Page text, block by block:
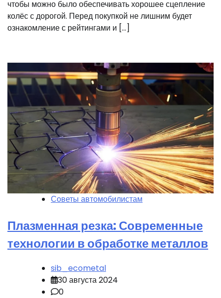
чтобы можно было обеспечивать хорошее сцепление
колёс с дорогой. Перед покупкой не лишним будет
ознакомление с рейтингами и […]
Советы автомобилистам
Плазменная резка: Современные
технологии в обработке металлов
sib_ecometal
30 августа 2024
0